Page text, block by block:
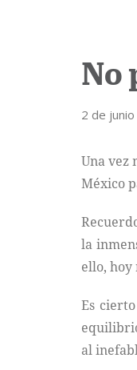
No
2 de
Una vez
México
la
ello,
Es
al